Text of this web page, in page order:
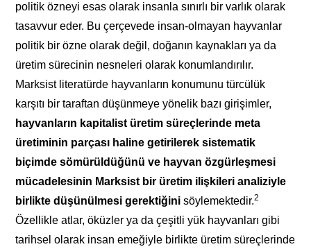
politik özneyi esas olarak insanla sınırlı bir varlık olarak
tasavvur eder. Bu çerçevede insan-olmayan hayvanlar
politik bir özne olarak değil, doğanın kaynakları ya da
üretim sürecinin nesneleri olarak konumlandırılır.
Marksist literatürde hayvanların konumunu türcülük
karşıtı bir taraftan düşünmeye yönelik bazı girişimler,
hayvanların kapitalist üretim süreçlerinde meta
üretiminin parçası haline getirilerek sistematik
biçimde sömürüldüğünü ve hayvan özgürleşmesi
mücadelesinin Marksist bir üretim ilişkileri analiziyle
birlikte düşünülmesi gerektiğini söylemektedir.2
Özellikle atlar, öküzler ya da çeşitli yük hayvanları gibi
tarihsel olarak insan emeğiyle birlikte üretim süreçlerinde